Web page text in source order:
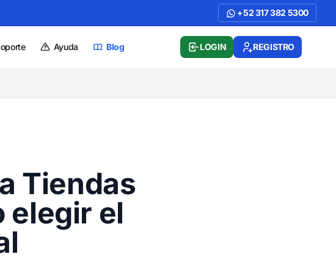
+52 317 382 5300
Ayuda Blog LOGIN REGISTRO
Tiendas
elegir el